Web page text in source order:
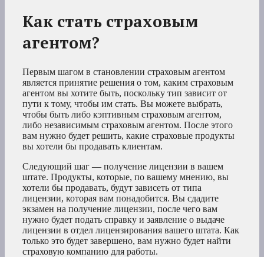
Как стать страховым
агентом?
Первым шагом в становлении страховым агентом
является принятие решения о том, каким страховым
агентом вы хотите быть, поскольку тип зависит от
пути к тому, чтобы им стать. Вы можете выбрать,
чтобы быть либо кэптивным страховым агентом,
либо независимым страховым агентом. После этого
вам нужно будет решить, какие страховые продукты
вы хотели бы продавать клиентам.
Следующий шаг — получение лицензии в вашем
штате. Продукты, которые, по вашему мнению, вы
хотели бы продавать, будут зависеть от типа
лицензии, которая вам понадобится. Вы сдадите
экзамен на получение лицензии, после чего вам
нужно будет подать справку и заявление о выдаче
лицензии в отдел лицензирования вашего штата. Как
только это будет завершено, вам нужно будет найти
страховую компанию для работы.